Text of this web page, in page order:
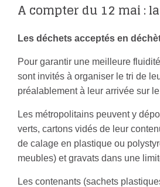
A compter du 12 mai :
Les déchets acceptés en
Pour garantir une meilleure
sont invités à organiser le tri de
préalablement à leur arrivée sur
Les métropolitains peuvent y
verts, cartons vidés de leur
de calage en plastique ou
meubles) et gravats dans une
Les contenants (sachets